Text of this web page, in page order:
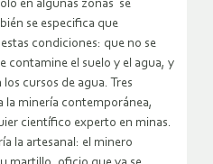
en algunas zonas se
se especifica que
condiciones: que no se
contamine el suelo y el agua, y
cursos de agua. Tres
la minería contemporánea,
científico experto en minas.
la artesanal: el minero